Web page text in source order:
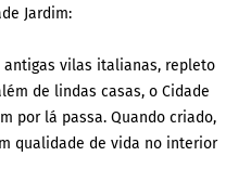
Jardim:
vilas italianas, repleto
de lindas casas, o Cidade
por lá passa. Quando criado,
qualidade de vida no interior